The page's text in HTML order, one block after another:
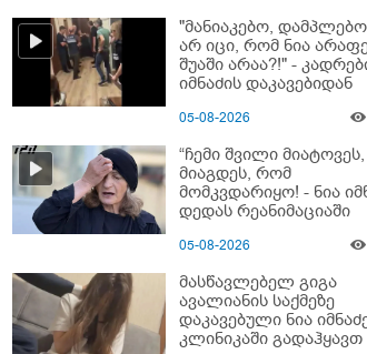
"მანიაკებო,
არ იცი, რომ ნია
შუაში არაა?!" -
იმნაძის დაკავებიდან
05-08-2026
“ჩემი შვილი მიატოვეს,
მიაგდეს, რომ
მომკვდარიყო! - ნია
დედას რეანიმაციაში
შვილი არ უნახავს” -
კომენტარი
05-08-2026
მასწავლებელ გიგა
ავალიანის საქმეზე
დაკავებული ნია
კლინიკაში გადაჰყავთ